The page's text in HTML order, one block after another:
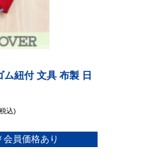
紐付 文具 布製 日
込)